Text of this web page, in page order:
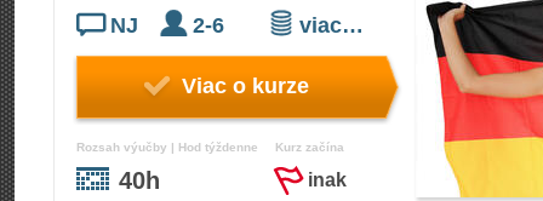
NJ 2-6 viac…
Viac o kurze
Rozsah výučby | Hod týždenne
40h
Kurz začína
inak